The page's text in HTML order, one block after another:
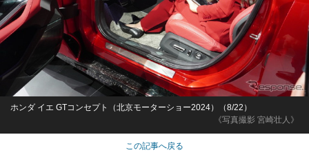
《写真撮影 宮崎壮人》
ホンダ イエ GTコンセプト（北京モーターショー2024）（8/22）
この記事へ戻る